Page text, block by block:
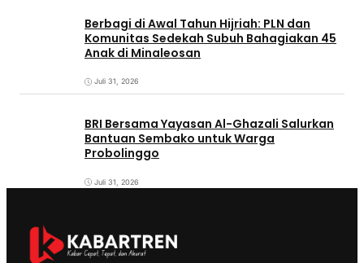
Berbagi di Awal Tahun Hijriah: PLN dan
Komunitas Sedekah Subuh Bahagiakan 45
Anak di Minaleosan
Juli 31, 2026
BRI Bersama Yayasan Al-Ghazali Salurkan
Bantuan Sembako untuk Warga
Probolinggo
Juli 31, 2026